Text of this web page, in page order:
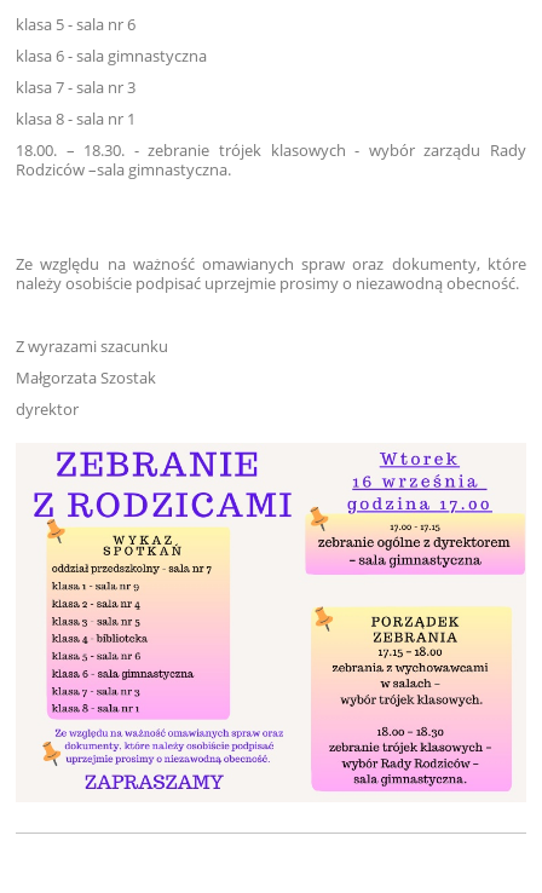
klasa 5 - sala nr 6
klasa 6 - sala gimnastyczna
klasa 7 - sala nr 3
klasa 8 - sala nr 1
18.00. – 18.30. - zebranie trójek klasowych - wybór zarządu Rady
Rodziców –sala gimnastyczna.
Ze względu na ważność omawianych spraw oraz dokumenty, które
należy osobiście podpisać uprzejmie prosimy o niezawodną obecność.
Z wyrazami szacunku
Małgorzata Szostak
dyrektor